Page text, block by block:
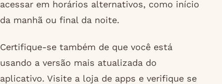
acessar em horários alternativos, como início
da manhã ou final da noite.
Certifique-se também de que você está
usando a versão mais atualizada do
aplicativo. Visite a loja de apps e verifique se